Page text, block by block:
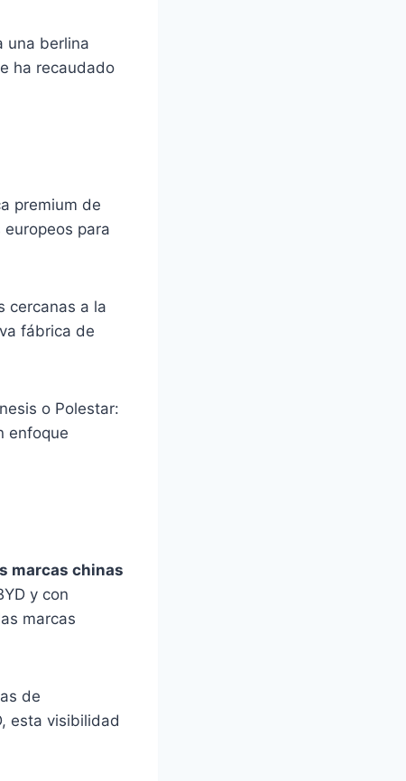
una berlina
ha recaudado
premium de
para
cercanas a la
fábrica de
o Polestar:
enfoque
marcas chinas
y con
marcas
de
esta visibilidad